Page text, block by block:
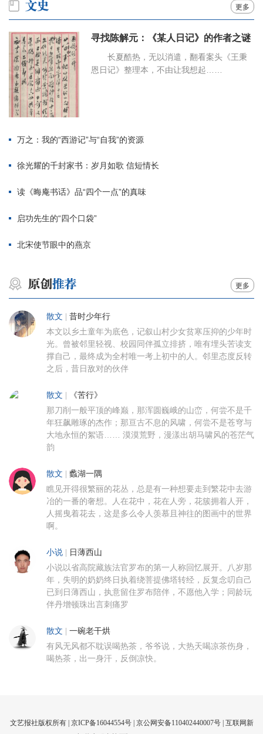
更多
寻找陈解元：《某人日记》的作者之谜
长夏酷热，无以消遣，翻看案头《王秉
恩日记》整理本，不由让我想起……
万之：我的“西游记”与“自我”的资源
徐光耀的千封家书：岁月如歌 信短情长
读《晦庵书话》品“四个一点”的真味
启功先生的“四个口袋”
北宋使节眼中的燕京
更多
散文 昔时少年行
本文以乡土童年为底色，记叙山村少女贫寒压抑的少年时
光。曾被邻里轻视、校园同伴孤立排挤，唯有埋头苦读支
撑自己，最终成为全村唯一考上初中的人。邻里态度反转
之后，昔日敌对的伙伴
散文 《苦行》
那刀削一般平顶的峰巅，那浑圆巍峨的山峦，何尝不是千
年狂飙雕琢的杰作；那亘古不息的风啸，何尝不是苍穹与
大地永恒的絮语…… 漠漠荒野，漫漾出胡马啸风的苍茫气
韵
散文 蠡湖一隅
瞧见开得很繁丽的花丛，总是有一种想要走到繁花中去游
冶的一番的奢想。人在花中，花在人旁，花簇拥着人开，
人摇曳着花去，这是多么令人羡慕且神往的图画中的世界
啊。
小说 日薄西山
小说以省高院藏族法官罗布的第一人称回忆展开。八岁那
年，失明的奶奶终日执着绕菩提佛塔转经，反复念叨自己
已到日薄西山，执意留住罗布陪伴，不愿他入学；同龄玩
伴丹增顿珠出言刺痛罗
散文 一碗老干烘
有风无风都不耽误喝热茶，爷爷说，大热天喝凉茶伤身，
喝热茶，出一身汗，反倒凉快。
文艺报社版权所有 | 京ICP备16044554号| 京公网安备110402440007号 | 互联网新